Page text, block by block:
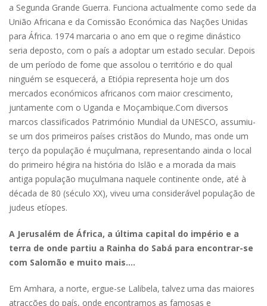
a Segunda Grande Guerra. Funciona actualmente como sede da
União Africana e da Comissão Económica das Nações Unidas
para África. 1974 marcaria o ano em que o regime dinástico
seria deposto, com o país a adoptar um estado secular. Depois
de um período de fome que assolou o território e do qual
ninguém se esquecerá, a Etiópia representa hoje um dos
mercados económicos africanos com maior crescimento,
juntamente com o Uganda e Moçambique.Com diversos
marcos classificados Património Mundial da UNESCO, assumiu-
se um dos primeiros países cristãos do Mundo, mas onde um
terço da população é muçulmana, representando ainda o local
do primeiro hégira na história do Islão e a morada da mais
antiga população muçulmana naquele continente onde, até à
década de 80 (século XX), viveu uma considerável população de
judeus etíopes.
A Jerusalém de África, a última capital do império e a
terra de onde partiu a Rainha do Sabá para encontrar-se
com Salomão e muito mais….
Em Amhara, a norte, ergue-se Lalibela, talvez uma das maiores
atracções do país, onde encontramos as famosas e